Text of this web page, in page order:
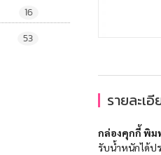
16
53
รายละเ
กล่องคุกกี้ พิม
รับน้ำหนักได้ป